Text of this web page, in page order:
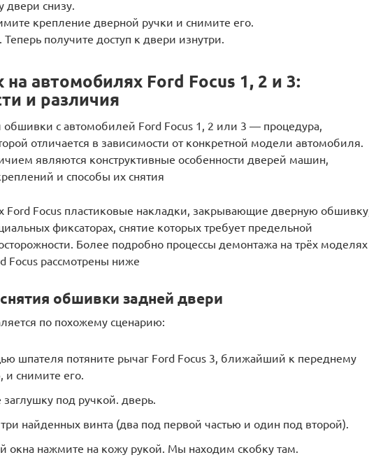
двери снизу.
крепление дверной ручки и снимите его.
получите доступ к двери изнутри.
автомобилях Ford Focus 1, 2 и 3:
и различия
обшивки с автомобилей Ford Focus 1, 2 или 3 — процедура,
отличается в зависимости от конкретной модели автомобиля.
являются конструктивные особенности дверей машин,
и способы их снятия
Ford Focus пластиковые накладки, закрывающие дверную обшивку,
фиксаторах, снятие которых требует предельной
Более подробно процессы демонтажа на трёх моделях
Focus рассмотрены ниже
обшивки задней двери
по похожему сценарию:
шпателя потяните рычаг Ford Focus 3, ближайший к переднему
и снимите его.
под ручкой. дверь.
найденных винта (два под первой частью и один под второй).
окна нажмите на кожу рукой. Мы находим скобку там.